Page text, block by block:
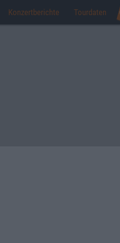
Konzertberichte Tourdaten